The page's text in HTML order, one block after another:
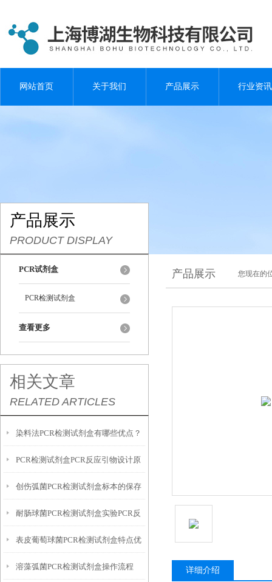
网站首页 关于我们 产品展示 行业资讯
产品展示
PRODUCT DISPLAY
PCR试剂盒
PCR检测试剂盒
查看更多
相关文章
RELATED ARTICLES
染料法PCR检测试剂盒有哪些优点？
PCR检测试剂盒​PCR反应引物设计原
则
创伤弧菌PCR检测试剂盒标本的保存
建议
耐肠球菌PCR检测试剂盒实验PCR反
应特点优势
表皮葡萄球菌PCR检测试剂盒​特点优
势
溶藻弧菌PCR检测试剂盒操作流程
产品展示 您现在的
详细介绍